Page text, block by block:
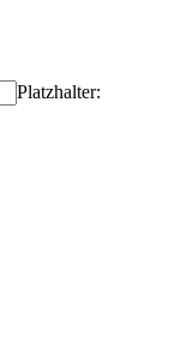
Platzhalter: